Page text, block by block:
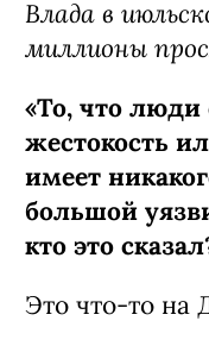
Влада в
миллионы
«То, что
жестокость
имеет
большой
кто это
Это что-то на